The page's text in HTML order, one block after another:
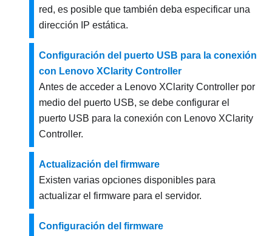
red, es posible que también deba especificar una
dirección IP estática.
Configuración del puerto USB para la conexión
con Lenovo XClarity Controller
Antes de acceder a Lenovo XClarity Controller por
medio del puerto USB, se debe configurar el
puerto USB para la conexión con Lenovo XClarity
Controller.
Actualización del firmware
Existen varias opciones disponibles para
actualizar el firmware para el servidor.
Configuración del firmware